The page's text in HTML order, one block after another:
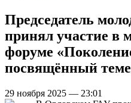
Председатель
принял участие в
форуме
посвящённый
29 ноября 2025 — 23:01